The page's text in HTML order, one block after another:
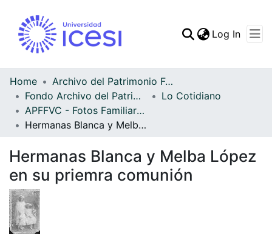
Statistics
Log In
Home
Archivo del Patrimonio Fotográfico y Fílmico del Valle del Cauca
Fondo Archivo del Patrimonio Fotográfico y Fílmico del Valle del Cauca
Lo Cotidiano
APFFVC - Fotos Familiares - Patrimonial
Hermanas Blanca y Melba López en su priemra comunión
Hermanas Blanca y Melba López
en su priemra comunión